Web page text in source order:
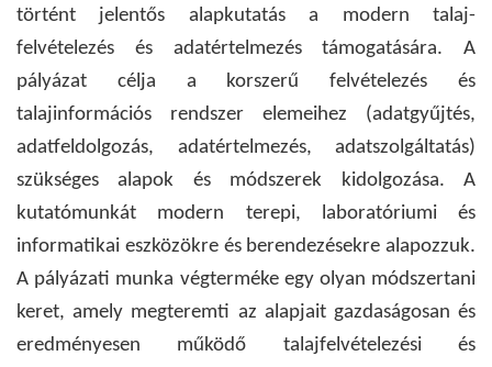
történt jelentős alapkutatás a modern talaj-
felvételezés és adatértelmezés támogatására. A
pályázat célja a korszerű felvételezés és
talajinformációs rendszer elemeihez (adatgyűjtés,
adatfeldolgozás, adatértelmezés, adatszolgáltatás)
szükséges alapok és módszerek kidolgozása. A
kutatómunkát modern terepi, laboratóriumi és
informatikai eszközökre és berendezésekre alapozzuk.
A pályázati munka végterméke egy olyan módszertani
keret, amely megteremti az alapjait gazdaságosan és
eredményesen működő talajfelvételezési és